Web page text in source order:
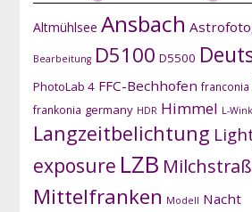
Altmühlsee Ansbach
Bearbeitung D5100 D5500
PhotoLab 4 FFC-Bechhofen franconia
frankonia germany HDR Himmel L-
Langzeitbelichtung
exposure LZB
Mittelfranken Modell Nacht